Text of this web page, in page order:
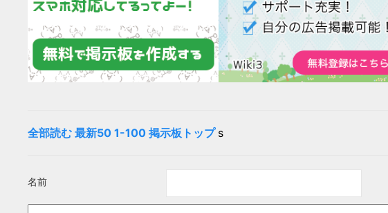
全部読む 最新50 1-100 掲示板トップ s
名前